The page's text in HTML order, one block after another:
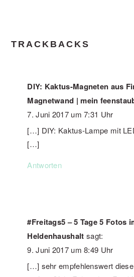
TRACKBACKS
DIY: Kaktus-Magneten aus
Magnetwand | mein
7. Juni 2017 um 7:31 Uhr
[…] DIY: Kaktus-Lampe mit
[…]
Antworten
#Freitags5 – 5 Tage 5 Fotos
Heldenhaushalt sagt:
9. Juni 2017 um 8:49 Uhr
[…] sehr empfehlenswert